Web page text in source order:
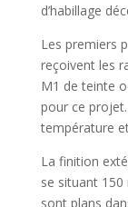
d’habillage
Les premiers
reçoivent les
M1 de teinte
pour ce
température
La finition
se situant 150
sont plans